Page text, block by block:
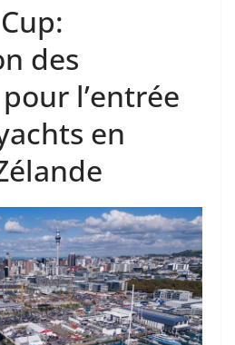
des
l’entrée
en